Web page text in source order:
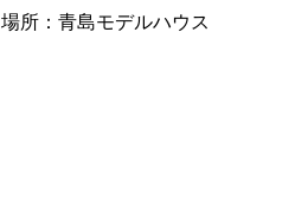
場所：青島モデルハウス